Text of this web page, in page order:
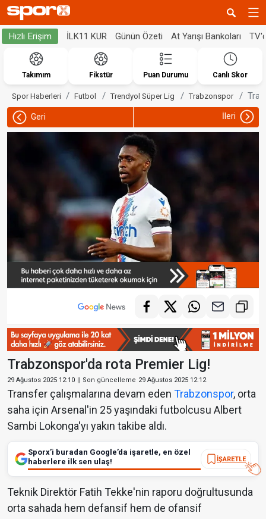
Hızlı Erişim İLK11 KUR Günün Özeti At Yarışı Bankoları
Takımım Fikstür Puan Durumu Canlı Skor
Spor Haberleri Futbol Trendyol Süper Lig Trabzonspor
Geri İleri
Trabzonspor'da rota Premier Lig!
29 Ağustos 2025 12:10 || Son güncelleme 29 Ağustos 2025 12:12
Transfer çalışmalarına devam eden Trabzonspor, orta
saha için Arsenal'in 25 yaşındaki futbolcusu Albert
Sambi Lokonga'yı yakın takibe aldı.
Sporx’i buradan Google’da işaretle, en özel
haberlere ilk sen ulaş!
İŞARETLE
Teknik Direktör Fatih Tekke'nin raporu doğrultusunda
orta sahada hem defansif hem de ofansif